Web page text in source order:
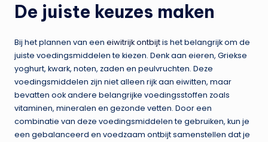
De juiste keuzes maken
Bij het plannen van een eiwitrijk ontbijtis het belangrijk om de
juiste voedingsmiddelen te kiezen. Denk aan eieren, Griekse
yoghurt, kwark, noten, zaden en peulvruchten. Deze
voedingsmiddelen zijn niet alleen rijk aan eiwitten, maar
bevatten ook andere belangrijke voedingsstoffen zoals
vitaminen, mineralen en gezonde vetten. Door een
combinatie van deze voedingsmiddelen te gebruiken, kun je
een gebalanceerd en voedzaam ontbijt samenstellen dat je